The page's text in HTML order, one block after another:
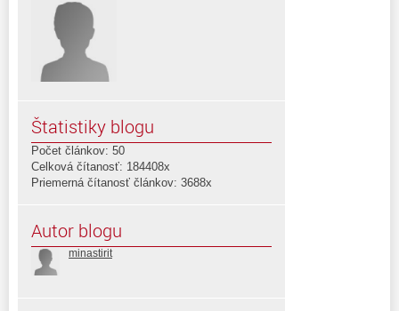
Štatistiky blogu
Počet článkov: 50
Celková čítanosť: 184408x
Priemerná čítanosť článkov: 3688x
Autor blogu
minastirit